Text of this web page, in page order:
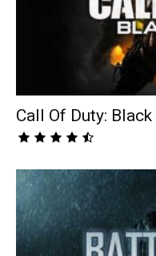
Call Of Duty: Black